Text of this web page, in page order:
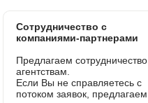
Сотрудничество с
компаниями-партнерами
Предлагаем сотрудничество
агентствам.
Если Вы не справляетесь с
потоком заявок, предлагаем